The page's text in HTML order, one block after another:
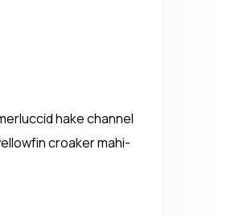
hake channel
croaker mahi-